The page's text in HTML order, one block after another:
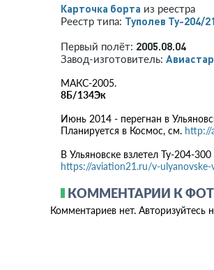
Карточка борта из реестра
Реестр типа: Туполев Ту-204/
Первый полёт: 2005.08.04
Завод-изготовитель: Авиастар
МАКС-2005.
8Б/134Эк
Июнь 2014 - перегнан в
Планируется в Космос, см. http://
В Ульяновске взлетел Ту-204-
https://aviation21.ru/v-
КОММЕНТАРИИ К
Комментариев нет. Авторизуйтесь